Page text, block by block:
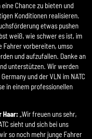
Chance zu bieten und
Konditionen realisieren.
etwas pushen
weiß, wie schwer es ist, im
Fahrer vorbereiten, umso
und aufzufallen. Danke an
unterstützen. Wir werden
und der VLN im NATC
in einem professionellen
Haar: „Wir freuen uns sehr,
sieht und sich bei uns
so noch mehr junge Fahrer